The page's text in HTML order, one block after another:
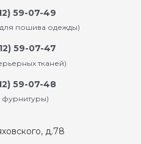
59-07-49
для пошива одежды)
59-07-47
тканей)
59-07-48
фурнитуры)
д.78